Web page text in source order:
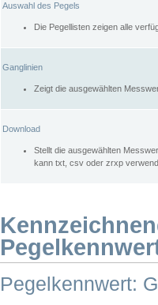
Auswahl des Pegels
Die Pegellisten zeigen alle
Ganglinien
Zeigt die ausgewählten
Download
Stellt die ausgewählten
kann txt, csv oder zrxp
Pegelkennwert: